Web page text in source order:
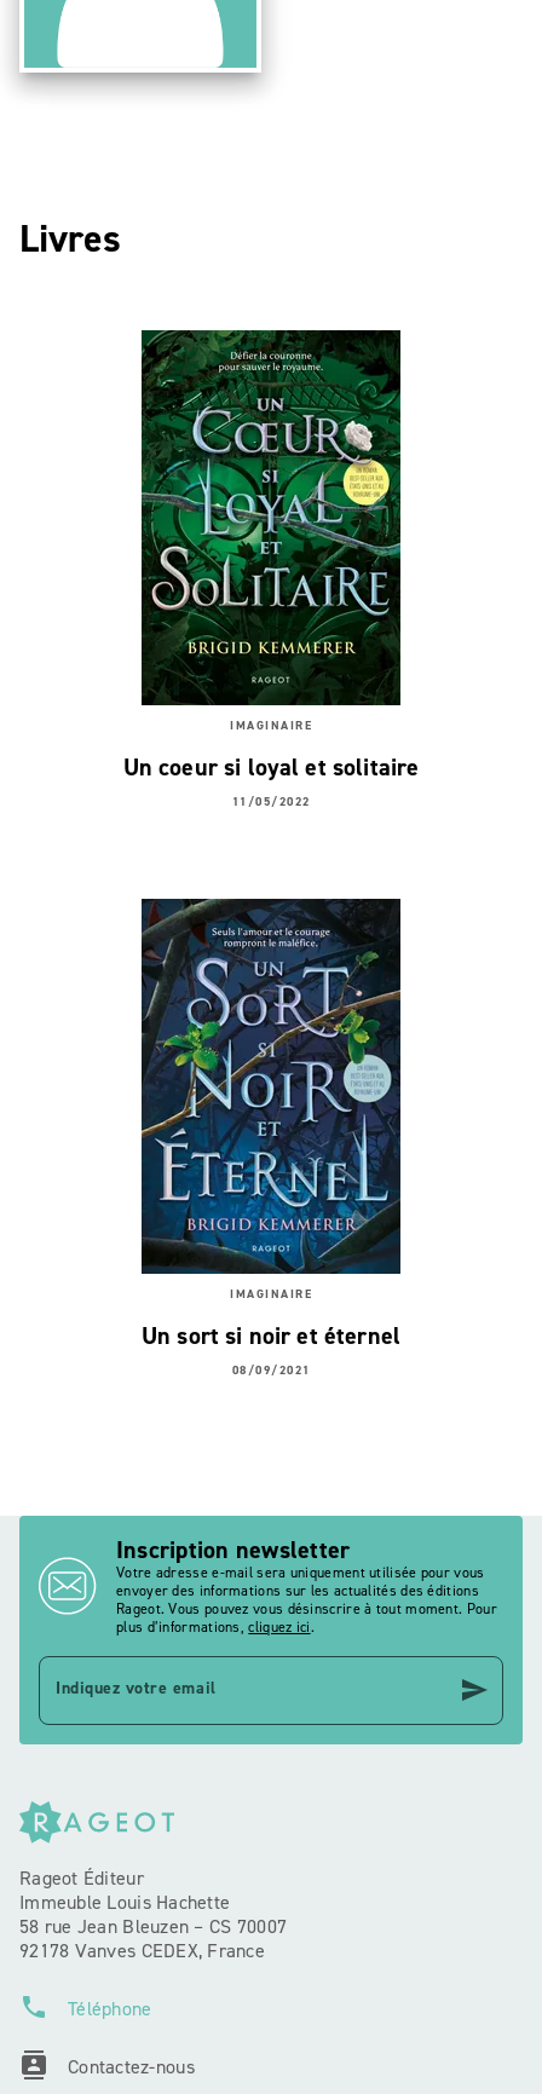
Livres
IMAGINAIRE
Un coeur si loyal et solitaire
11/05/2022
IMAGINAIRE
Un sort si noir et éternel
08/09/2021
Inscription newsletter
Votre adresse e-mail sera uniquement utilisée pour vous
envoyer des informations sur les actualités des éditions
Rageot. Vous pouvez vous désinscrire à tout moment. Pour
plus d’informations,cliquez ici.
Indiquez votre email send
Rageot Éditeur
Immeuble Louis Hachette
58 rue Jean Bleuzen – CS 70007
92178 Vanves CEDEX, France
phone Téléphone
contacts Contactez-nous